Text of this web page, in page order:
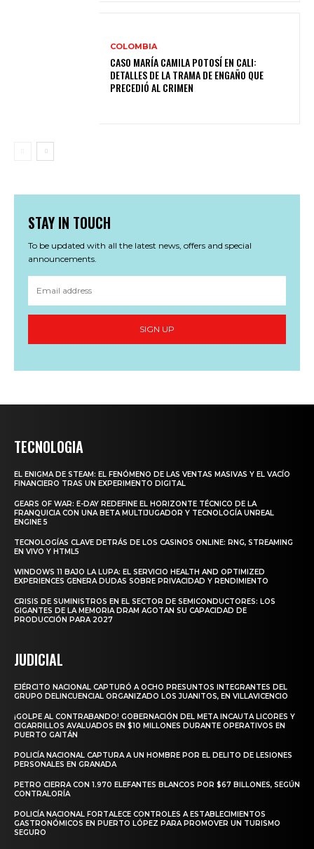
COLOMBIA
CASO MARÍA CAMILA POTOSÍ EN CALI:
DETALLES DE LA TRAMA DE ENGAÑO QUE
PRECEDIÓ AL CRIMEN
STAY IN TOUCH
To be updated with all the latest news, offers and special
announcements.
SIGN UP
TECNOLOGIA
EL ENIGMA DE STEAM: EL FENÓMENO DE LAS VENTAS MASIVAS Y EL VACÍO
FINANCIERO TRAS UN EXPERIMENTO DIGITAL
GEARS OF WAR: E-DAY REDEFINE EL HORIZONTE TÉCNICO DE LA
FRANQUICIA CON UNA BETA MULTIJUGADOR Y TECNOLOGÍA UNREAL
ENGINE 5
TECNOLOGÍAS CLAVE DETRÁS DE LOS CASINOS ONLINE: RNG, STREAMING
EN VIVO Y HTML5
WINDOWS 11 BAJO LA LUPA: EL SERVICIO HEALTH AND OPTIMIZED
EXPERIENCES GENERA DUDAS SOBRE PRIVACIDAD Y RENDIMIENTO
CRISIS DE SUMINISTROS EN EL SECTOR DE SEMICONDUCTORES: LOS
GIGANTES DE LA MEMORIA DRAM AGOTAN SU CAPACIDAD DE
PRODUCCIÓN PARA 2027
JUDICIAL
EJÉRCITO NACIONAL CAPTURÓ A OCHO PRESUNTOS INTEGRANTES DEL
GRUPO DELINCUENCIAL ORGANIZADO LOS JUANITOS, EN VILLAVICENCIO
¡GOLPE AL CONTRABANDO! GOBERNACIÓN DEL META INCAUTA LICORES Y
CIGARRILLOS AVALUADOS EN $10 MILLONES DURANTE OPERATIVOS EN
PUERTO GAITÁN
POLICÍA NACIONAL CAPTURA A UN HOMBRE POR EL DELITO DE LESIONES
PERSONALES EN GRANADA
PETRO CIERRA CON 1.970 ELEFANTES BLANCOS POR $67 BILLONES, SEGÚN
CONTRALORÍA
POLICÍA NACIONAL FORTALECE CONTROLES A ESTABLECIMIENTOS
GASTRONÓMICOS EN PUERTO LÓPEZ PARA PROMOVER UN TURISMO
SEGURO